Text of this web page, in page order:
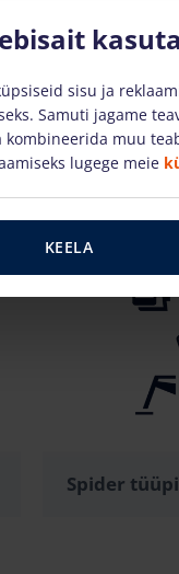
Spider
sisu ja
Samuti jagame
kombineerida muu
lugege meie
KEELA